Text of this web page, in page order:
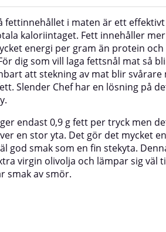
fettinnehållet i maten är ett
kaloriintaget. Fett innehåller
energi per gram än protein och
dig som vill laga fettsnål mat så
att stekning av mat blir svårare
Slender Chef har en lösning på
endast 0,9 g fett per tryck men
en stor yta. Det gör det mycket
god smak som en fin stekyta.
virgin olivolja och lämpar sig väl
smak av smör.